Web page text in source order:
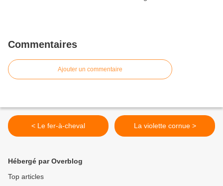
Commentaires
Ajouter un commentaire
< Le fer-à-cheval La violette cornue >
Hébergé par Overblog
Top articles